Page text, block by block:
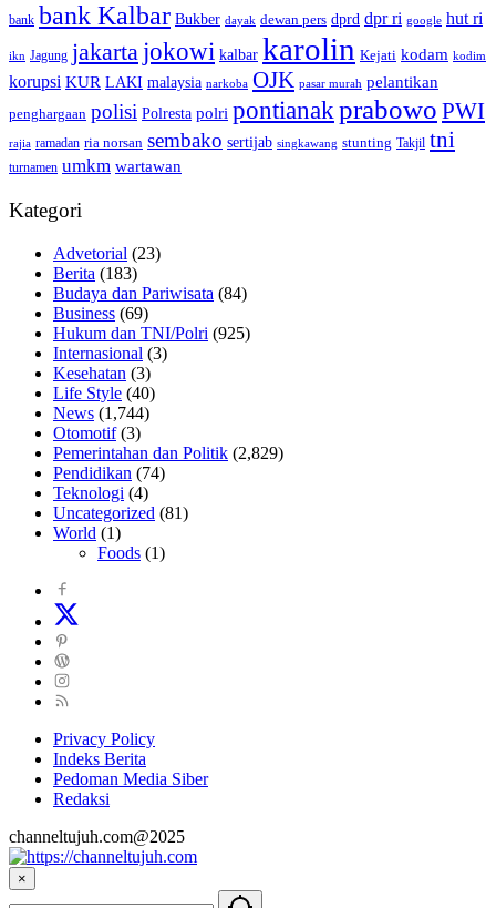
bank bank Kalbar Bukber dayak dewan pers dprd dpr ri google hut ri
ikn Jagung jakarta jokowi kalbar karolin Kejati kodam kodim
korupsi KUR LAKI malaysia narkoba OJK pasar murah pelantikan
penghargaan polisi Polresta polri pontianakprabowo PWI
rajia ramadan ria norsan sembako sertijab singkawang stunting Takjil tni
turnamen umkm wartawan
Kategori
Advetorial (23)
Berita (183)
Budaya dan Pariwisata (84)
Business (69)
Hukum dan TNI/Polri (925)
Internasional (3)
Kesehatan (3)
Life Style (40)
News (1,744)
Otomotif(3)
Pemerintahan dan Politik (2,829)
Pendidikan (74)
Teknologi (4)
Uncategorized (81)
World (1)
Foods (1)
Privacy Policy
Indeks Berita
Pedoman Media Siber
Redaksi
channeltujuh.com@2025
×